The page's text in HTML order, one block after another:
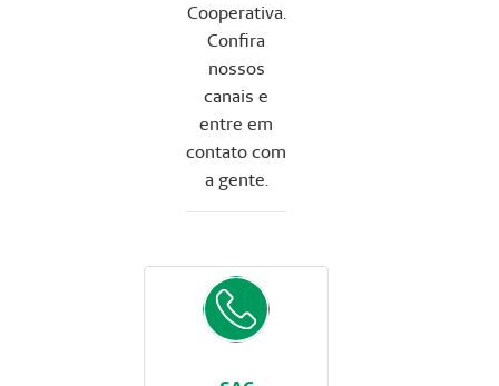
Cooperativa.
Confira
nossos
canais e
entre em
contato com
a gente.